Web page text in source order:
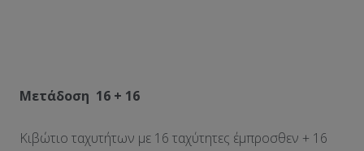
Μετάδοση 16 + 16
Κιβώτιο ταχυτήτων με 16 ταχύτητες έμπροσθεν + 16